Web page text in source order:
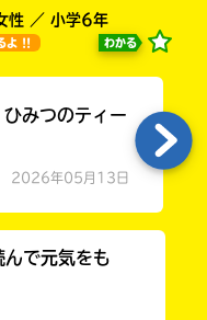
性 ／ 小学6年
よ !! わかる
みつのティー
2026年05月13日
んで元気をも